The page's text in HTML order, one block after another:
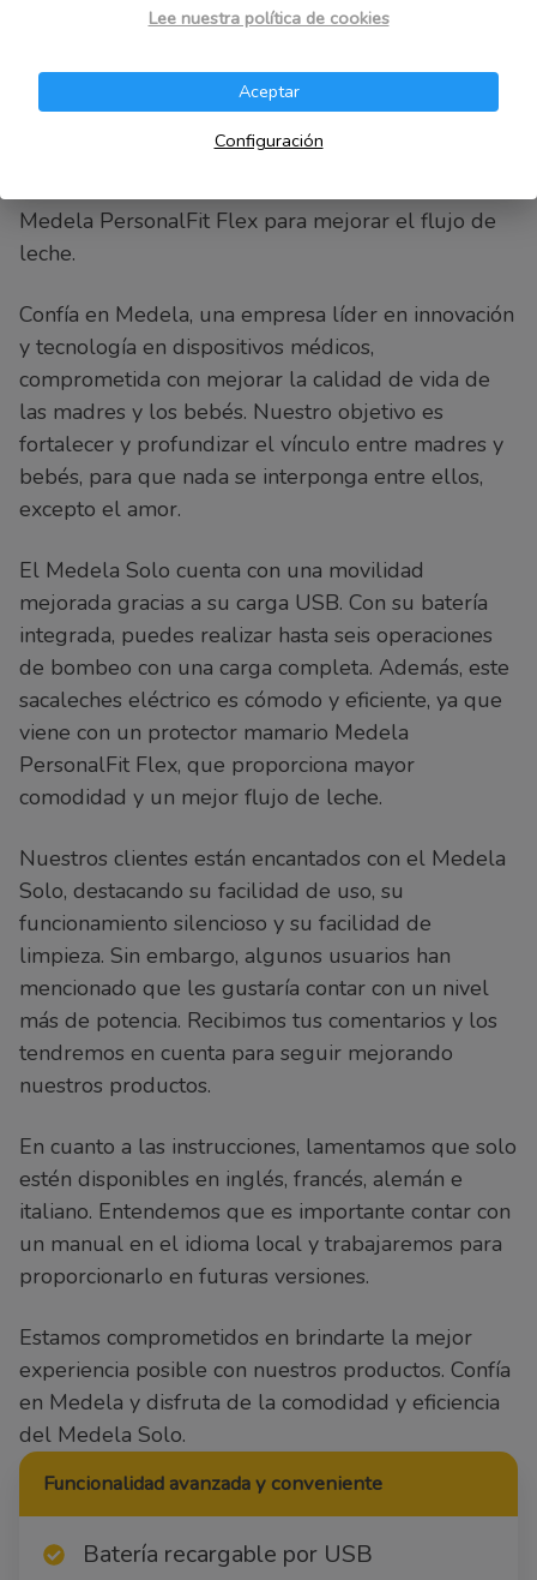
Con su formato compacto y funcionamiento
contigo a donde quieras. Incluye una batería
Medela PersonalFit Flex para mejorar el flujo de
leche.
Confía en Medela, una empresa líder en innovación
y tecnología en dispositivos médicos,
comprometida con mejorar la calidad de vida de
las madres y los bebés. Nuestro objetivo es
fortalecer y profundizar el vínculo entre madres y
bebés, para que nada se interponga entre ellos,
excepto el amor.
El Medela Solo cuenta con una movilidad
mejorada gracias a su carga USB. Con su batería
integrada, puedes realizar hasta seis operaciones
de bombeo con una carga completa. Además, este
sacaleches eléctrico es cómodo y eficiente, ya que
viene con un protector mamario Medela
PersonalFit Flex, que proporciona mayor
comodidad y un mejor flujo de leche.
Nuestros clientes están encantados con el Medela
Solo, destacando su facilidad de uso, su
funcionamiento silencioso y su facilidad de
limpieza. Sin embargo, algunos usuarios han
mencionado que les gustaría contar con un nivel
más de potencia. Recibimos tus comentarios y los
tendremos en cuenta para seguir mejorando
nuestros productos.
En cuanto a las instrucciones, lamentamos que solo
estén disponibles en inglés, francés, alemán e
italiano. Entendemos que es importante contar con
un manual en el idioma local y trabajaremos para
proporcionarlo en futuras versiones.
Estamos comprometidos en brindarte la mejor
experiencia posible con nuestros productos. Confía
en Medela y disfruta de la comodidad y eficiencia
del Medela Solo.
Funcionalidad avanzada y conveniente
Batería recargable por USB
Lee nuestra política de cookies
Aceptar
Configuración